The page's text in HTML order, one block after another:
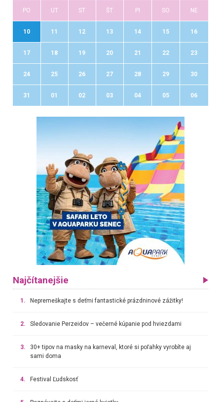
PO UT ST ŠT PI SO NE
10 11 12 13 14 15 16
17 18 19 20 21 22 23
24 25 26 27 28 29 30
31 01 02 03 04 05 06
Najčítanejšie
1. Nepremeškajte s deťmi fantastické prázdninové zážitky!
2. Sledovanie Perzeidov – večerné kúpanie pod hviezdami
3.
30+ tipov na masky na karneval, ktoré si poľahky vyrobíte aj
sami doma
4. Festival Ľudskosť